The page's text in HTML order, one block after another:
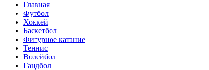
Главная
Футбол
Хоккей
Баскетбол
Фигурное катание
Теннис
Волейбол
Гандбол